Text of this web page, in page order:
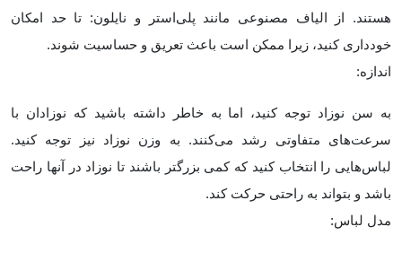
هستند. از الیاف مصنوعی مانند پلی‌استر و نایلون: تا حد امکان
خودداری کنید، زیرا ممکن است باعث تعریق و حساسیت شوند.
اندازه:
به سن نوزاد توجه کنید، اما به خاطر داشته باشید که نوزادان با
سرعت‌های متفاوتی رشد می‌کنند. به وزن نوزاد نیز توجه کنید.
لباس‌هایی را انتخاب کنید که کمی بزرگتر باشند تا نوزاد در آنها راحت
باشد و بتواند به راحتی حرکت کند.
مدل لباس: